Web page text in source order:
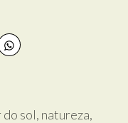
do sol, natureza,